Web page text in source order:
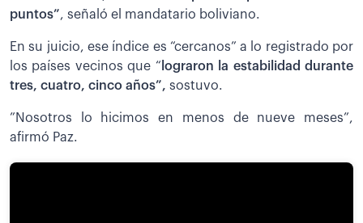
puntos”, señaló el mandatario boliviano.
En su juicio, ese índice es “cercanos” a lo registrado por
los países vecinos que “ lograron la estabilidad durante
tres, cuatro, cinco años”, sostuvo.
”Nosotros lo hicimos en menos de nueve meses”,
afirmó Paz.